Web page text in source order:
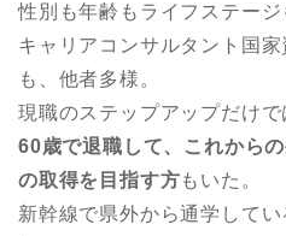
性別も年齢もライフステージ
キャリアコンサルタント国
も、他者多様。
現職のステップアップだけで
60歳で退職して、これから
の取得を目指す方もいた。
新幹線で県外から通学して